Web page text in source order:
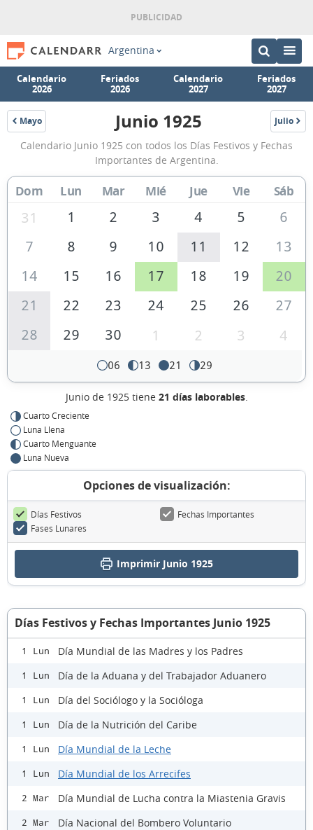
Argentina
Calendario
2026
Feriados
2026
Calendario
2027
Feriados
2027
Mayo
1925
Calendario
Junio
1925
de
Argentina
Junio 1925 Julio
1925
Calendario Junio 1925 con todos los Días Festivos y Fechas
Importantes de Argentina.
Dom Lun Mar Mié Jue Vie Sáb
31 1 2 3 4 5
6
7
8 9 10 11 12
13
14
15 16 17 18 19
20
21
22 23 24 25 26
27
28
29 30 1 2 3 4
06 13 21 29
Junio de 1925 tiene 21 días laborables.
Cuarto Creciente
Luna Llena
Cuarto Menguante
Luna Nueva
Opciones de visualización:
Días Festivos
Fechas Importantes
Fases Lunares
Imprimir Junio 1925
Días Festivos y Fechas Importantes Junio 1925
1 Lun Día Mundial de las Madres y los Padres
1 Lun Día de la Aduana y del Trabajador Aduanero
1 Lun Día del Sociólogo y la Socióloga
1 Lun Día de la Nutrición del Caribe
1 Lun Día Mundial de la Leche
1 Lun Día Mundial de los Arrecifes
2 Mar Día Mundial de Lucha contra la Miastenia Gravis
2 Mar Día Nacional del Bombero Voluntario